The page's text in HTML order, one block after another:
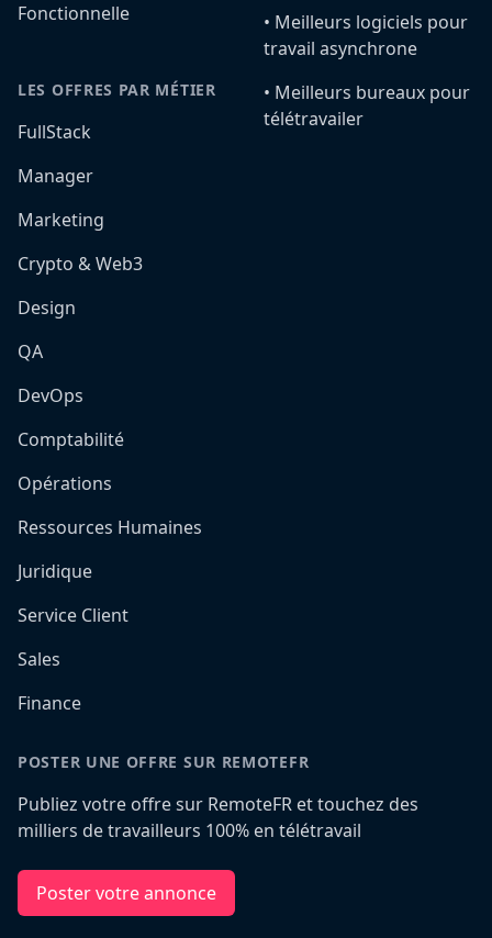
Fonctionnelle
LES OFFRES PAR MÉTIER
FullStack
Manager
Marketing
Crypto & Web3
Design
QA
DevOps
Comptabilité
Opérations
Ressources Humaines
Juridique
Service Client
Sales
Finance
•️ Meilleurs logiciels pour
travail asynchrone
•️ Meilleurs bureaux pour
télétravailer
POSTER UNE OFFRE SUR REMOTEFR
Publiez votre offre sur RemoteFR et touchez des
milliers de travailleurs 100% en télétravail
Poster votre annonce